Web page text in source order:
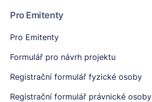
Pro Emitenty
Pro Emitenty
Formulář pro návrh projektu
Registrační formulář fyzické osoby
Registrační formulář právnické osoby